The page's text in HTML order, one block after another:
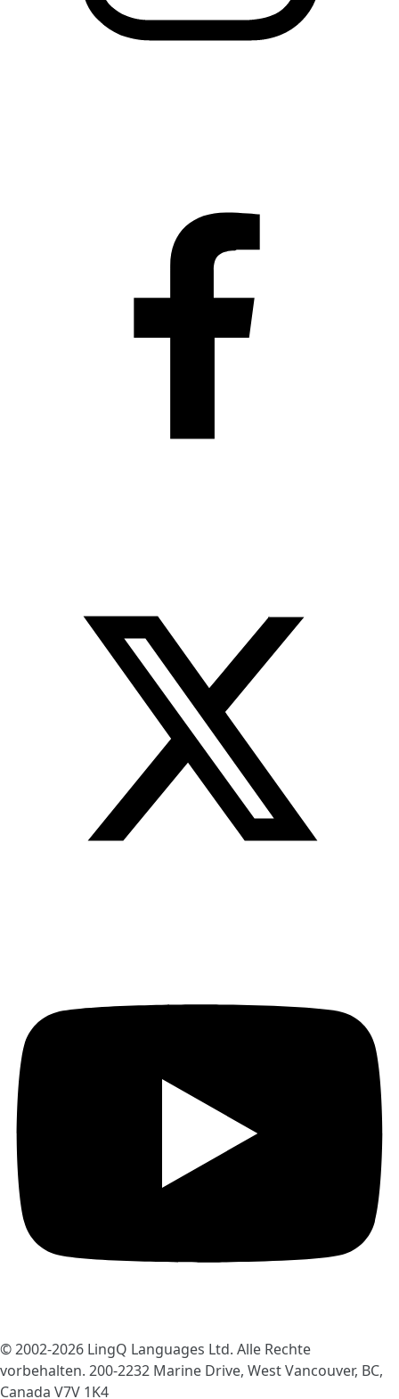
© 2002-2026 LingQ Languages Ltd. Alle Rechte
vorbehalten. 200-2232 Marine Drive, West Vancouver, BC,
Canada V7V 1K4